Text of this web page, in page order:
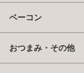
ベーコン
おつまみ・その他